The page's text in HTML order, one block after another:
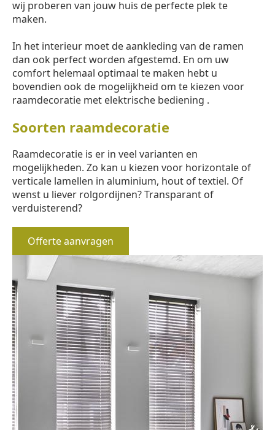
wij proberen van jouw huis de perfecte plek te
maken.
In het interieur moet de aankleding van de ramen
dan ook perfect worden afgestemd. En om uw
comfort helemaal optimaal te maken hebt u
bovendien ook de mogelijkheid om te kiezen voor
raamdecoratie met elektrische bediening .
Soorten raamdecoratie
Raamdecoratie is er in veel varianten en
mogelijkheden. Zo kan u kiezen voor horizontale of
verticale lamellen in aluminium, hout of textiel. Of
wenst u liever rolgordijnen? Transparant of
verduisterend?
Offerte aanvragen